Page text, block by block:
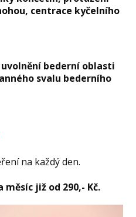
centrace kyčelního
bederní oblasti
svalu bederního
na každý den.
již od 290,- Kč.